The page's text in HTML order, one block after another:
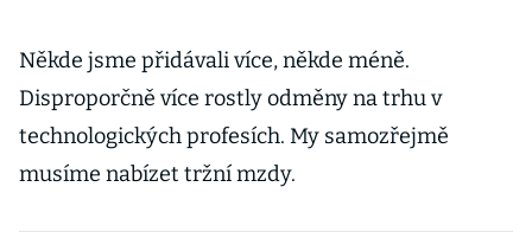
Někde jsme přidávali více, někde méně.
Disproporčně více rostly odměny na trhu v
technologických profesích. My samozřejmě
musíme nabízet tržní mzdy.